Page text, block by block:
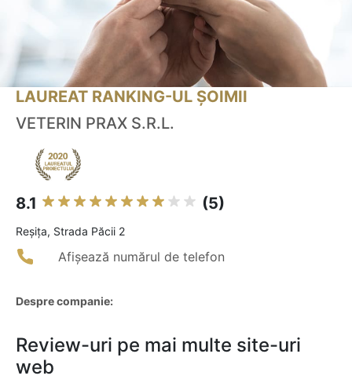
LAUREAT RANKING-UL ȘOIMII
VETERIN PRAX S.R.L.
8.1 (5)
Reşiţa, Strada Păcii 2
Afișează numărul de telefon
Despre companie:
Review-uri pe mai multe site-uri
web